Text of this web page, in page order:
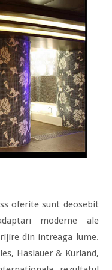
oferite sunt deosebit
moderne ale
din intreaga lume.
Haslauer & Kurland,